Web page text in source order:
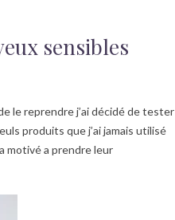
sensibles
le reprendre j’ai décidé de tester
produits que j’ai jamais utilisé
motivé a prendre leur